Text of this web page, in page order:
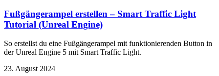
Fußgängerampel erstellen – Smart Traffic Light
Tutorial (Unreal Engine)
So erstellst du eine Fußgängerampel mit funktionierenden Button in
der Unreal Engine 5 mit Smart Traffic Light.
23. August 2024